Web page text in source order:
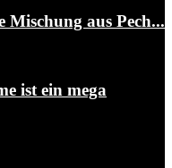
Mischung aus Pech...
ist ein mega